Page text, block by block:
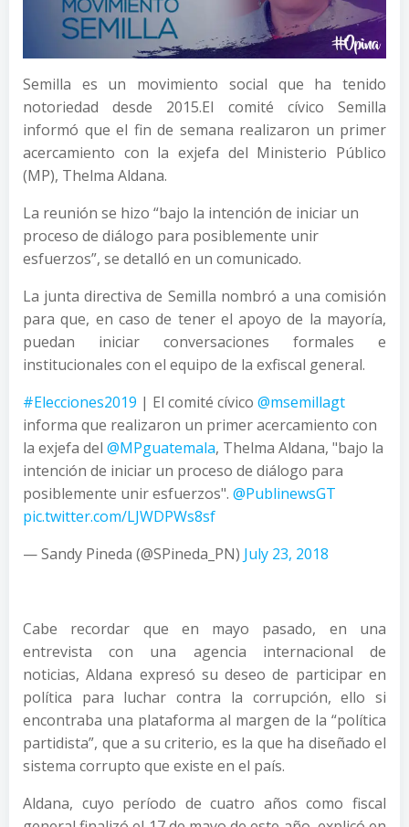
Semilla es un movimiento social que ha tenido
notoriedad desde 2015.El comité cívico Semilla
informó que el fin de semana realizaron un primer
acercamiento con la exjefa del Ministerio Público
(MP), Thelma Aldana.
La reunión se hizo “bajo la intención de iniciar un
proceso de diálogo para posiblemente unir
esfuerzos”, se detalló en un comunicado.
La junta directiva de Semilla nombró a una comisión
para que, en caso de tener el apoyo de la mayoría,
puedan iniciar conversaciones formales e
institucionales con el equipo de la exfiscal general.
#Elecciones2019 | El comité cívico @msemillagt
informa que realizaron un primer acercamiento con
la exjefa del @MPguatemala, Thelma Aldana, "bajo la
intención de iniciar un proceso de diálogo para
posiblemente unir esfuerzos". @PublinewsGT
pic.twitter.com/LJWDPWs8sf
— Sandy Pineda (@SPineda_PN) July 23, 2018
Cabe recordar que en mayo pasado, en una
entrevista con una agencia internacional de
noticias, Aldana expresó su deseo de participar en
política para luchar contra la corrupción, ello si
encontraba una plataforma al margen de la “política
partidista”, que a su criterio, es la que ha diseñado el
sistema corrupto que existe en el país.
Aldana, cuyo período de cuatro años como fiscal